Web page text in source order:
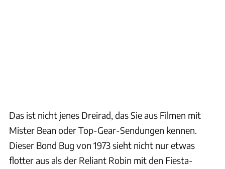
Das ist nicht jenes Dreirad, das Sie aus Filmen mit
Mister Bean oder Top-Gear-Sendungen kennen.
Dieser Bond Bug von 1973 sieht nicht nur etwas
flotter aus als der Reliant Robin mit den Fiesta-